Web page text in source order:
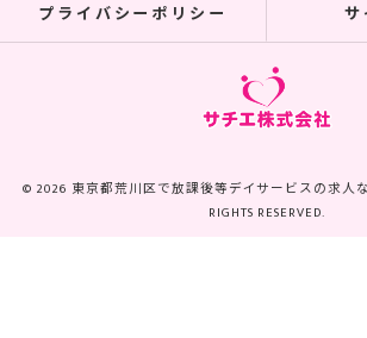
プライバシーポリシー
© 2026 東京都荒川区で放課後等デイサービスの求人
RIGHTS RESERVED.